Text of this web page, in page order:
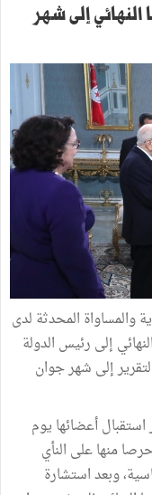
إلى شهر
والمساواة المحدثة لدى
13 أوت 2017 تقريرها النهائي إلى رئيس الدولة
إلى شهر جوان
أعضائها يوم
منها على النأي
وبعد استشارة